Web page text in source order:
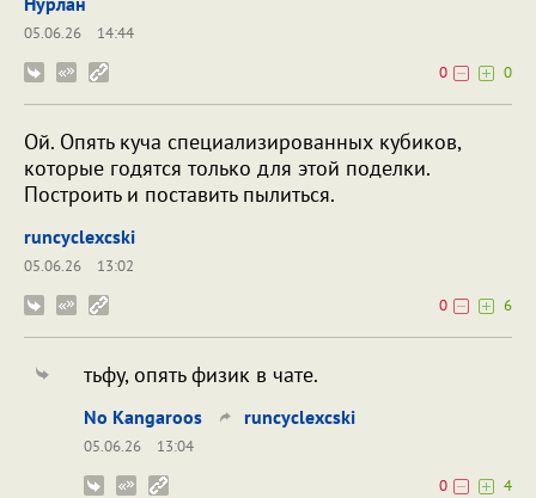
05.06.26
14:44
0
0
Ой. Опять куча специализированных кубиков,
которые годятся только для этой поделки.
Построить и поставить пылиться.
runcyclexcski
05.06.26
13:02
0
6
тьфу, опять физик в чате.
No Kangaroos runcyclexcski
05.06.26
13:04
0
4